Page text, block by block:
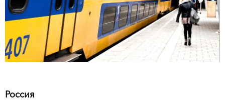
Россия